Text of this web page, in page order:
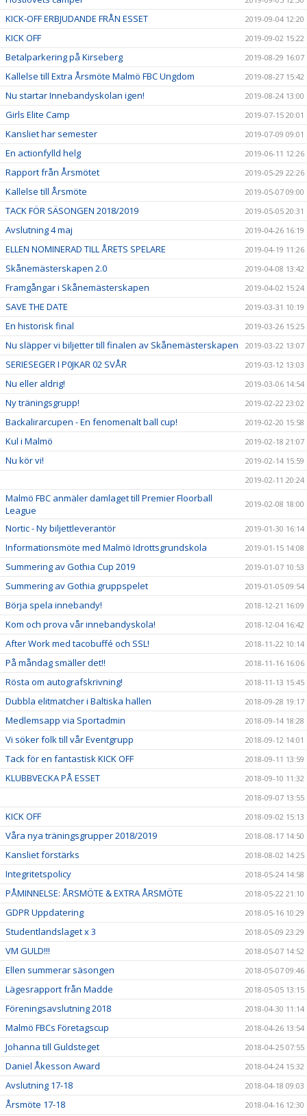
KICK-OFF ERBJUDANDE FRÅN ESSET 2019-09-04 12:20
KICK OFF 2019-09-02 15:22
Betalparkering på Kirseberg 2019-08-29 16:07
Kallelse till Extra Årsmöte Malmö FBC Ungdom 2019-08-27 15:42
Nu startar Innebandyskolan igen! 2019-08-24 13:00
Girls Elite Camp 2019-07-15 20:01
Kansliet har semester 2019-07-09 09:01
En actionfylld helg 2019-06-11 12:26
Rapport från Årsmötet 2019-05-29 22:26
Kallelse till Årsmöte 2019-05-07 09:00
TACK FÖR SÄSONGEN 2018/2019 2019-05-05 20:31
Avslutning 4 maj 2019-04-26 16:19
ELLEN NOMINERAD TILL ÅRETS SPELARE 2019-04-19 11:26
Skånemästerskapen 2.0 2019-04-08 13:42
Framgångar i Skånemästerskapen 2019-04-02 15:24
SAVE THE DATE 2019-03-31 10:19
En historisk final 2019-03-26 15:25
Nu släpper vi biljetter till finalen av Skånemästerskapen 2019-03-22 13:07
SERIESEGER I P0JKAR 02 SVÅR 2019-03-12 13:03
Nu eller aldrig! 2019-03-06 14:54
Ny träningsgrupp! 2019-02-22 23:02
Backalirarcupen - En fenomenalt ball cup! 2019-02-20 15:58
Kul i Malmö 2019-02-18 21:07
Nu kör vi!
2019-02-14 15:59
2019-02-11 20:24
Malmö FBC anmäler damlaget till Premier Floorball
League
2019-02-08 18:00
Nortic - Ny biljettleverantör 2019-01-30 16:14
Informationsmöte med Malmö Idrottsgrundskola 2019-01-15 14:08
Summering av Gothia Cup 2019 2019-01-07 10:53
Summering av Gothia gruppspelet 2019-01-05 09:54
Börja spela innebandy! 2018-12-21 16:09
Kom och prova vår innebandyskola! 2018-12-04 16:42
After Work med tacobuffé och SSL! 2018-11-22 10:14
På måndag smäller det!! 2018-11-16 16:06
Rösta om autografskrivning! 2018-11-13 15:45
Dubbla elitmatcher i Baltiska hallen 2018-09-28 19:17
Medlemsapp via Sportadmin 2018-09-14 18:28
Vi söker folk till vår Eventgrupp 2018-09-12 14:01
Tack för en fantastisk KICK OFF 2018-09-11 13:59
KLUBBVECKA PÅ ESSET
2018-09-10 11:32
2018-09-07 13:55
KICK OFF 2018-09-02 15:13
Våra nya träningsgrupper 2018/2019 2018-08-17 14:50
Kansliet förstärks 2018-08-02 14:25
Integritetspolicy 2018-05-24 14:58
PÅMINNELSE: ÅRSMÖTE & EXTRA ÅRSMÖTE 2018-05-22 21:10
GDPR Uppdatering 2018-05-16 10:29
Studentlandslaget x 3 2018-05-09 23:29
VM GULD!!! 2018-05-07 14:52
Ellen summerar säsongen 2018-05-07 09:46
Lägesrapport från Madde 2018-05-05 13:15
Föreningsavslutning 2018 2018-04-30 11:14
Malmö FBCs Företagscup 2018-04-26 13:54
Johanna till Guldsteget 2018-04-25 07:55
Daniel Åkesson Award 2018-04-24 15:32
Avslutning 17-18 2018-04-18 09:03
Årsmöte 17-18 2018-04-16 12:30